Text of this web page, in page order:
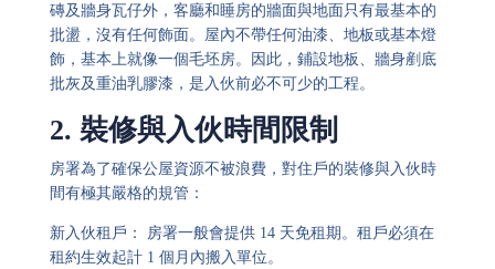
磚及牆身瓦仔外，客廳和睡房的牆面與地面只有最基本的
批盪，沒有任何飾面。屋內不帶任何油漆、地板或基本燈
飾，基本上就像一個毛坯房。因此，鋪設地板、牆身剷底
批灰及重油乳膠漆，是入伙前必不可少的工程。
2. 裝修與入伙時間限制
房署為了確保公屋資源不被浪費，對住戶的裝修與入伙時
間有極其嚴格的規管：
新入伙租戶： 房署一般會提供 14 天免租期。租戶必須在
租約生效起計 1 個月內搬入單位。